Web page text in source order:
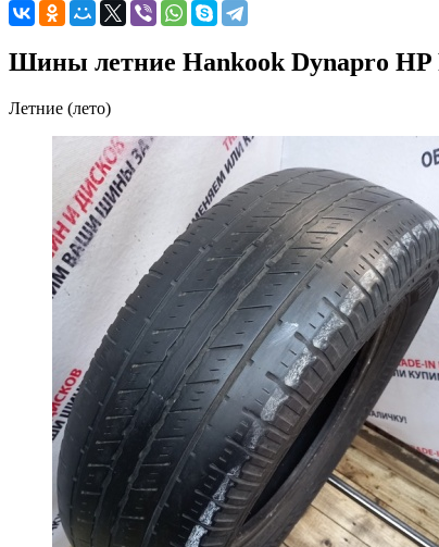
Шины летние Hankook Dynapro HP
Летние (лето)